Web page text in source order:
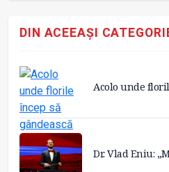
DIN ACEEAȘI
Acolo unde
Dr. Vlad Eniu: